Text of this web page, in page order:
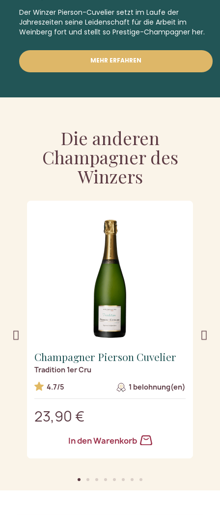
Der Winzer Pierson-Cuvelier setzt im Laufe der
Jahreszeiten seine Leidenschaft für die Arbeit im
Weinberg fort und stellt so Prestige-Champagner her.
MEHR ERFAHREN
Die anderen
Champagner des
Winzers
Champagner Pierson Cuvelier
Tradition 1er Cru
4.7/5
1 belohnung(en)
23,90 €
In den Warenkorb